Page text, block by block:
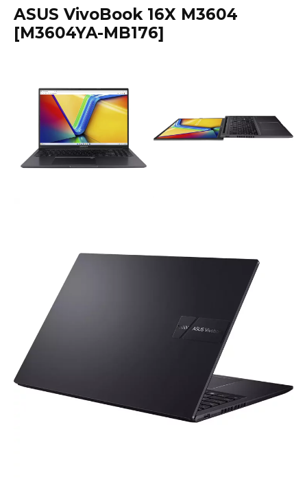
ASUS VivoBook 16X M3604
[M3604YA-MB176]